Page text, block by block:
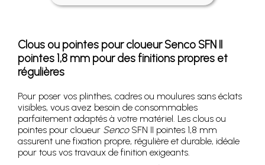
Clous ou pointes pour cloueur Senco SFN II
pointes 1,8 mm pour des finitions propres et
régulières
Pour poser vos plinthes, cadres ou moulures sans éclats
visibles, vous avez besoin de consommables
parfaitement adaptés à votre matériel. Les clous ou
pointes pour cloueur SencoSFN II pointes 1,8 mm
assurent une fixation propre, régulière et durable, idéale
pour tous vos travaux de finition exigeants.